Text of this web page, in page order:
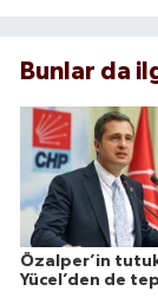
Bunlar da
Özalper’in
Yücel’den de